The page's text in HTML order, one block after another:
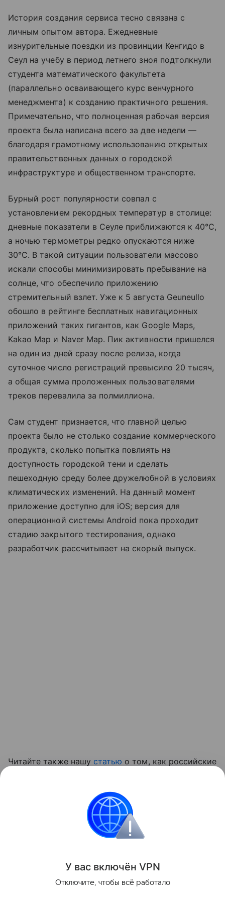
История создания сервиса тесно связана с
личным опытом автора. Ежедневные
изнурительные поездки из провинции Кенгидо в
Сеул на учебу в период летнего зноя подтолкнули
студента математического факультета
(параллельно осваивающего курс венчурного
менеджмента) к созданию практичного решения.
Примечательно, что полноценная рабочая версия
проекта была написана всего за две недели —
благодаря грамотному использованию открытых
правительственных данных о городской
инфраструктуре и общественном транспорте.
Бурный рост популярности совпал с
установлением рекордных температур в столице:
дневные показатели в Сеуле приближаются к 40°C,
а ночью термометры редко опускаются ниже
30°C. В такой ситуации пользователи массово
искали способы минимизировать пребывание на
солнце, что обеспечило приложению
стремительный взлет. Уже к 5 августа Geuneullo
обошло в рейтинге бесплатных навигационных
приложений таких гигантов, как Google Maps,
Kakao Map и Naver Map. Пик активности пришелся
на один из дней сразу после релиза, когда
суточное число регистраций превысило 20 тысяч,
а общая сумма проложенных пользователями
треков перевалила за полмиллиона.
Сам студент признается, что главной целью
проекта было не столько создание коммерческого
продукта, сколько попытка повлиять на
доступность городской тени и сделать
пешеходную среду более дружелюбной в условиях
климатических изменений. На данный момент
приложение доступно для iOS; версия для
операционной системы Android пока проходит
стадию закрытого тестирования, однако
разработчик рассчитывает на скорый выпуск.
Читайте также нашу статью о том, как российские
Поделиться
У вас включён VPN
Отключите, чтобы всё работало